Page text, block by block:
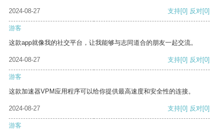
2024-08-27 支持[0] 反对[0]
游客
这款app就像我的社交平台，让我能够与志同道合的朋友一起交流。
2024-08-27 支持[0] 反对[0]
游客
这款加速器VPM应用程序可以给你提供最高速度和安全性的连接。
2024-08-27 支持[0] 反对[0]
游客